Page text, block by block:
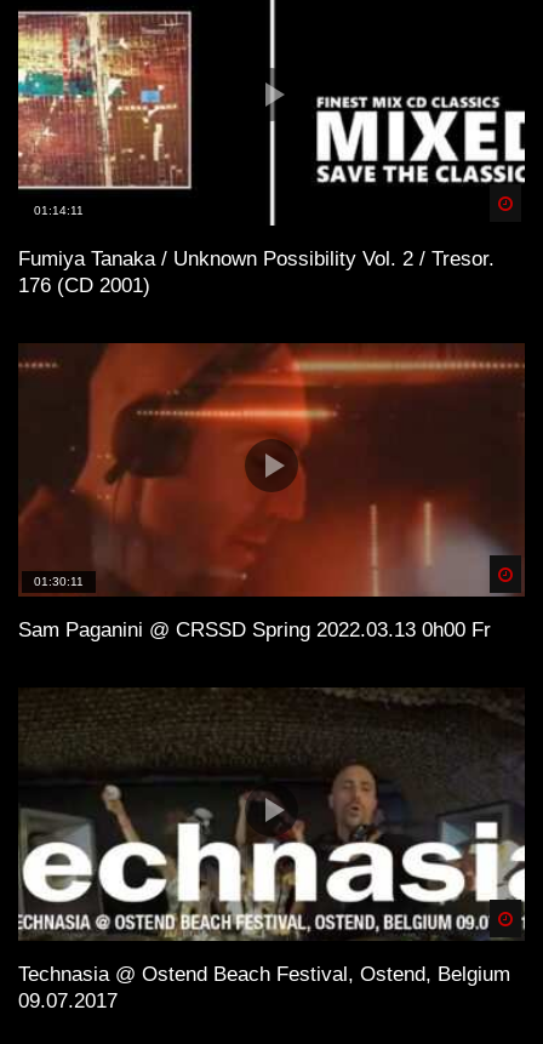
01:14:11
Fumiya Tanaka / Unknown Possibility Vol. 2 / Tresor.
176 (CD 2001)
01:30:11
Sam Paganini @ CRSSD Spring 2022.03.13 0h00 Fr
Technasia @ Ostend Beach Festival, Ostend, Belgium
09.07.2017